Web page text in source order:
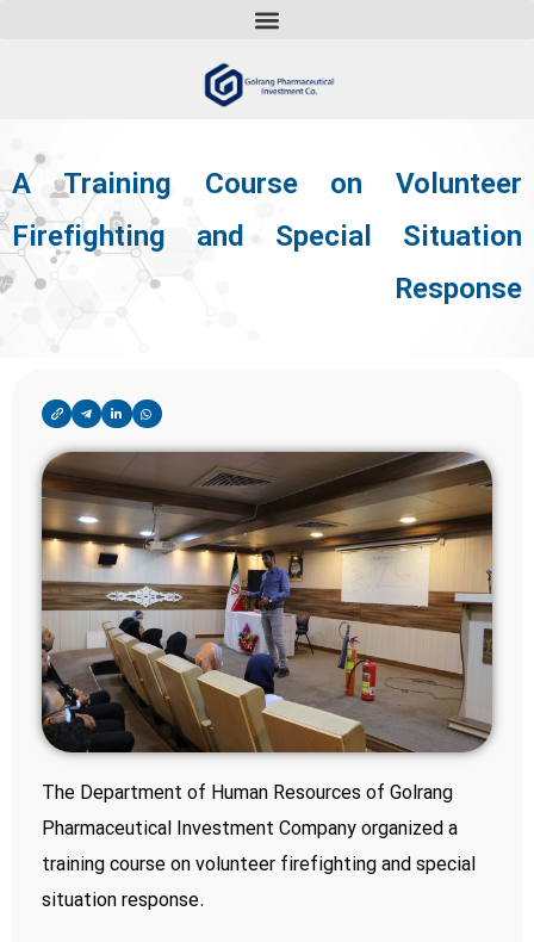
A Training Course on Volunteer
Firefighting and Special Situation
Response
The Department of Human Resources of Golrang
Pharmaceutical Investment Company organized a
training course on volunteer firefighting and special
situation response.